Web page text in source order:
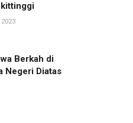
2023
Berkah di
Negeri Diatas